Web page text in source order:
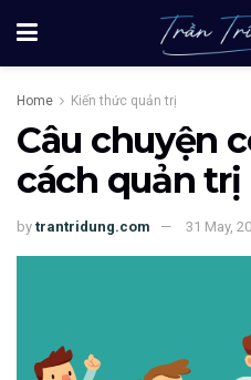
Home Kiến thức quản trị
Câu chuyện
cách quản trị
by trantridung.com 31 May,